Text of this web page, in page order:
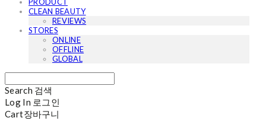
CLEAN BEAUTY
REVIEWS
STORES
ONLINE
OFFLINE
GLOBAL
Search 검색
Log In 로그인
Cart장바구니